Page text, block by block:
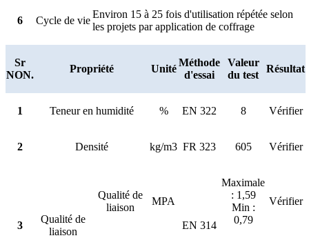
6 Cycle de vie
Environ 15 à 25 fois d'utilisation répétée selon
les projets par application de coffrage
Sr
NON.
Propriété Unité
Méthode
d'essai
Valeur
du test
Résultat
1 Teneur en humidité % EN 322 8 Vérifier
2 Densité kg/m3 FR 323 605 Vérifier
3
Qualité de
liaison
Qualité de
liaison
MPA
EN 314
Maximale
: 1,59
Min :
0,79
Vérifier